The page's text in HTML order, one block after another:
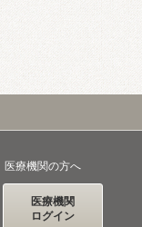
医療機関の方へ
医療機関
ログイン